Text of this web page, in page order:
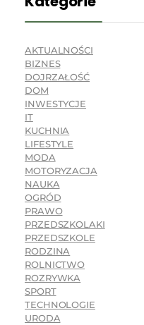
AKTUALNOŚCI
BIZNES
DOJRZAŁOŚĆ
DOM
INWESTYCJE
IT
KUCHNIA
LIFESTYLE
MODA
MOTORYZACJA
NAUKA
OGRÓD
PRAWO
PRZEDSZKOLAKI
PRZEDSZKOLE
RODZINA
ROLNICTWO
ROZRYWKA
SPORT
TECHNOLOGIE
URODA